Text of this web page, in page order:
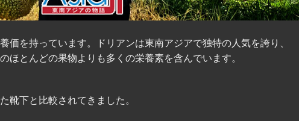
を持っています。ドリアンは東南アジアで独特の人気を誇り、
ほとんどの果物よりも多くの栄養素を含んでいます。
靴下と比較されてきました。